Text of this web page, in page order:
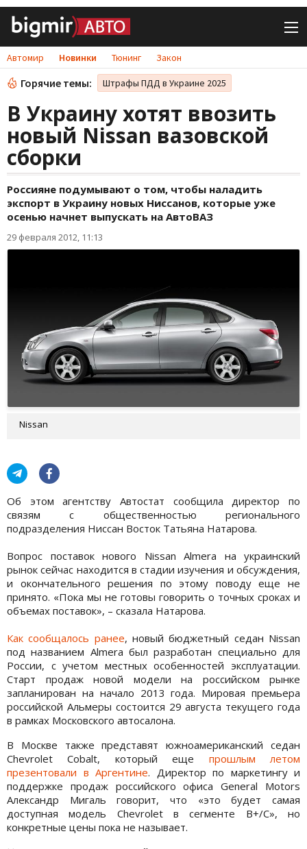
Автомир Новинки Тюнинг Закон
Горячие темы: Штрафы ПДД в Украине 2025
В Украину хотят ввозить
новый Nissan вазовской
сборки
Россияне подумывают о том, чтобы наладить
экспорт в Украину новых Ниссанов, которые уже
осенью начнет выпускать на АвтоВАЗ
29 февраля 2012, 11:13
Nissan
Об этом агентству Автостат сообщила директор по
связям с общественностью регионального
подразделения Ниссан Восток Татьяна Натарова.
Вопрос поставок нового Nissan Almera на украинский
рынок сейчас находится в стадии изучения и обсуждения,
и окончательного решения по этому поводу еще не
принято. «Пока мы не готовы говорить о точных сроках и
объемах поставок», – сказала Натарова.
Как сообщалось ранее, новый бюджетный седан Nissan
под названием Almera был разработан специально для
России, с учетом местных особенностей эксплуатации.
Старт продаж новой модели на российском рынке
запланирован на начало 2013 года. Мировая премьера
российской Альмеры состоится 29 августа текущего года
в рамках Московского автосалона.
В Москве также представят южноамериканский седан
Chevrolet Cobalt, который еще прошлым летом
презентовали в Аргентине. Директор по маркетингу и
поддержке продаж российского офиса General Motors
Александр Мигаль говорит, что «это будет самая
доступная модель Chevrolet в сегменте В+/C», но
конкретные цены пока не называет.